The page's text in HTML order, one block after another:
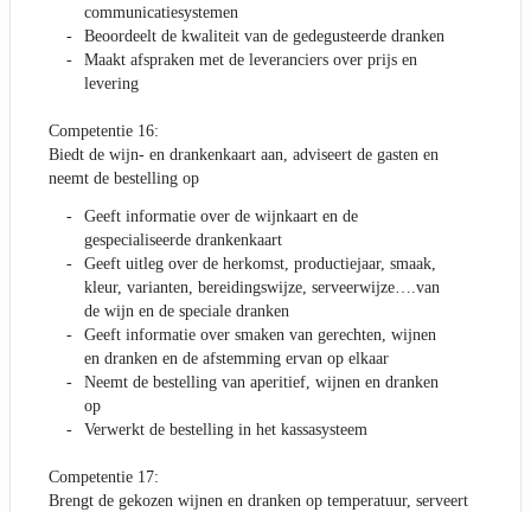
communicatiesystemen
Beoordeelt de kwaliteit van de gedegusteerde dranken
Maakt afspraken met de leveranciers over prijs en
levering
Competentie 16:
Biedt de wijn- en drankenkaart aan, adviseert de gasten en
neemt de bestelling op
Geeft informatie over de wijnkaart en de
gespecialiseerde drankenkaart
Geeft uitleg over de herkomst, productiejaar, smaak,
kleur, varianten, bereidingswijze, serveerwijze….van
de wijn en de speciale dranken
Geeft informatie over smaken van gerechten, wijnen
en dranken en de afstemming ervan op elkaar
Neemt de bestelling van aperitief, wijnen en dranken
op
Verwerkt de bestelling in het kassasysteem
Competentie 17:
Brengt de gekozen wijnen en dranken op temperatuur, serveert